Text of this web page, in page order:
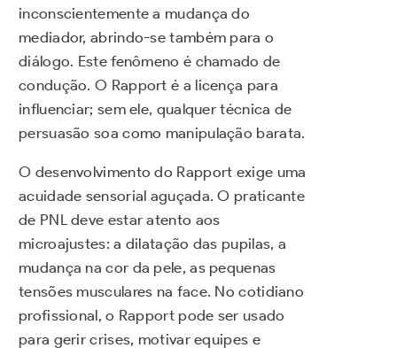
inconscientemente a mudança do
mediador, abrindo-se também para o
diálogo. Este fenômeno é chamado de
condução. O Rapport é a licença para
influenciar; sem ele, qualquer técnica de
persuasão soa como manipulação barata.
O desenvolvimento do Rapport exige uma
acuidade sensorial aguçada. O praticante
de PNL deve estar atento aos
microajustes: a dilatação das pupilas, a
mudança na cor da pele, as pequenas
tensões musculares na face. No cotidiano
profissional, o Rapport pode ser usado
para gerir crises, motivar equipes e